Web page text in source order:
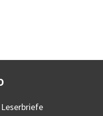
Leserbriefe